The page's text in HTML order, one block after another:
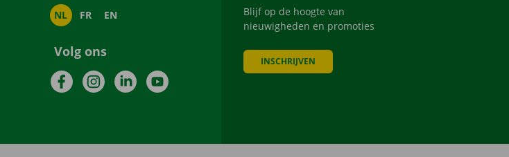
NL FR EN
Volg ons
FacebookInstagramLinkedInYouTube
Blijf op de hoogte van
nieuwigheden en promoties
INSCHRIJVEN